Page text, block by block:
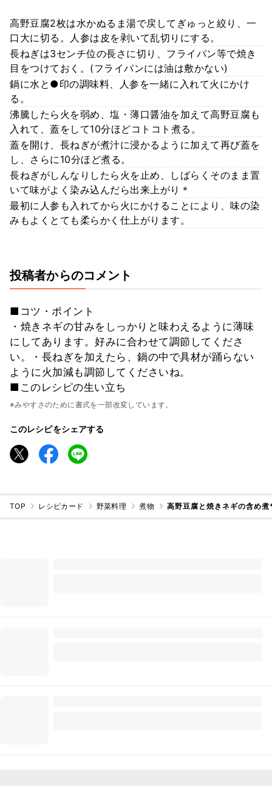
高野豆腐2枚は水かぬるま湯で戻してぎゅっと絞り、一
口大に切る。人参は皮を剥いて乱切りにする。
長ねぎは3センチ位の長さに切り、フライパン等で焼き
目をつけておく。(フライパンには油は敷かない)
鍋に水と●印の調味料、人参を一緒に入れて火にかけ
る。
沸騰したら火を弱め、塩・薄口醤油を加えて高野豆腐も
入れて、蓋をして10分ほどコトコト煮る。
蓋を開け、長ねぎが煮汁に浸かるように加えて再び蓋を
し、さらに10分ほど煮る。
長ねぎがしんなりしたら火を止め、しばらくそのまま置
いて味がよく染み込んだら出来上がり＊
最初に人参も入れてから火にかけることにより、味の染
みもよくとても柔らかく仕上がります。
投稿者からのコメント
■コツ・ポイント
・焼きネギの甘みをしっかりと味わえるように薄味
にしてあります。好みに合わせて調節してくださ
い。・長ねぎを加えたら、鍋の中で具材が踊らない
ように火加減も調節してくださいね。
■このレシピの生い立ち
※みやすさのために書式を一部改変しています。
このレシピをシェアする
TOP レシピカード 野菜料理 煮物 高野豆腐と焼きネギの含め